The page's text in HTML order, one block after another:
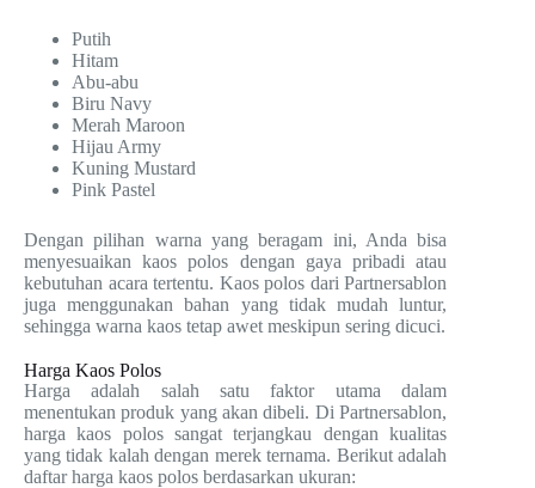
Putih
Hitam
Abu-abu
Biru Navy
Merah Maroon
Hijau Army
Kuning Mustard
Pink Pastel
Dengan pilihan warna yang beragam ini, Anda bisa
menyesuaikan kaos polos dengan gaya pribadi atau
kebutuhan acara tertentu. Kaos polos dari Partnersablon
juga menggunakan bahan yang tidak mudah luntur,
sehingga warna kaos tetap awet meskipun sering dicuci.
Harga Kaos Polos
Harga adalah salah satu faktor utama dalam
menentukan produk yang akan dibeli. Di Partnersablon,
harga kaos polos sangat terjangkau dengan kualitas
yang tidak kalah dengan merek ternama. Berikut adalah
daftar harga kaos polos berdasarkan ukuran: